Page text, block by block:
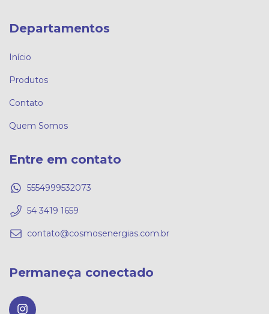
Departamentos
Início
Produtos
Contato
Quem Somos
Entre em contato
5554999532073
54 3419 1659
contato@cosmosenergias.com.br
Permaneça conectado